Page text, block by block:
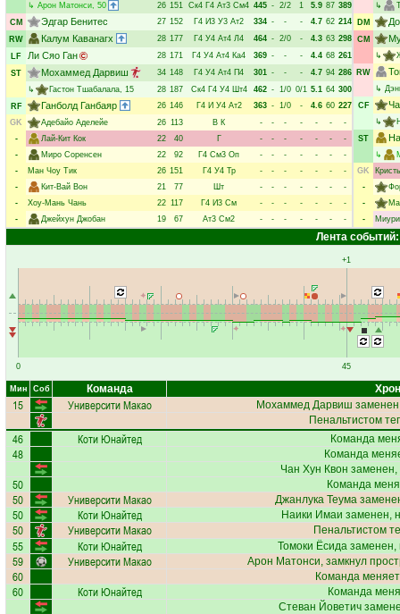
↳ Арон Матонси, 50 26 151 Ск4 Г4 Ат3 См4 445 - 2/2 1 5.9 87 389
CM
Эдгар Бенитес 27 152 Г4 И3 У3 Ат2 334 - - - 4.7 62 214
RW
Калум Каванагх 28 177 Г4 У4 Ат4 Л4 464 - 2/0 - 4.3 63 298
LF
Ли Сяо Ган 28 171 Г4 У4 Ат4 Ка4 369 - - - 4.4 68 261
ST
Мохаммед Дарвиш 34 148 Г4 У4 Ат4 П4 301 - - - 4.7 94 286
↳
Гастон Тшабалала, 15 28 187 Ск4 Г4 У4 Шт4 462 - 1/0 0/1 5.1 64 300
RF
Ганболд Ганбаяр 26 146 Г4 И У4 Ат2 363 - 1/0 - 4.6 60 227
GK
Адебайо Аделейе 26 113 В К - - - - - -
-
-
Лай-Кит Кок 22 40 Г - - - - - -
-
-
Миро Соренсен 22 92 Г4 См3 Оп - - - - - -
-
-
Ман Чоу Тик 26 151 Г4 У4 Тр - - - - - -
-
-
Кит-Вай Вон 21 77 Шт - - - - - -
-
-
Хоу-Мань Чань 22 117 Г4 И3 См - - - - - -
-
-
Джейхун Джобан 19 67 Ат3 См2 - - - - - - -
↳
DM
CM
↳
RW
↳
CF
↳
ST
↳
GK
-
-
-
Лента событий:
0
+1
45
Мин Соб Команда
15 Университи Макао Мохаммед Дарвиш
Пенальтистом
46 Коти Юнайтед Команда
48
Команда
Чан Хун Квон
50 Команда
50 Университи Макао Джанлука Теума
50 Коти Юнайтед Наики Имаи заменен,
50 Университи Макао Пенальтистом
55 Коти Юнайтед Томоки Ёсида заменен,
59 Университи Макао Арон Матонси, замкнул
60 Команда
60 Коти Юнайтед
Команда
Стеван Йоветич